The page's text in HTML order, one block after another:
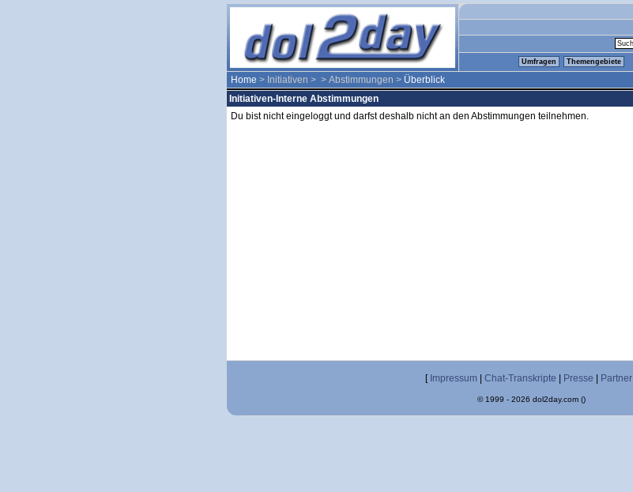
Umfragen Themengebiete
Home > Initiativen > > Abstimmungen > Überblick
Initiativen-Interne Abstimmungen
Du bist nicht eingeloggt und darfst deshalb nicht an den Abstimmungen teilnehmen.
[ Impressum Chat-Transkripte Presse Partner
© 1999 - 2026 dol2day.com ()